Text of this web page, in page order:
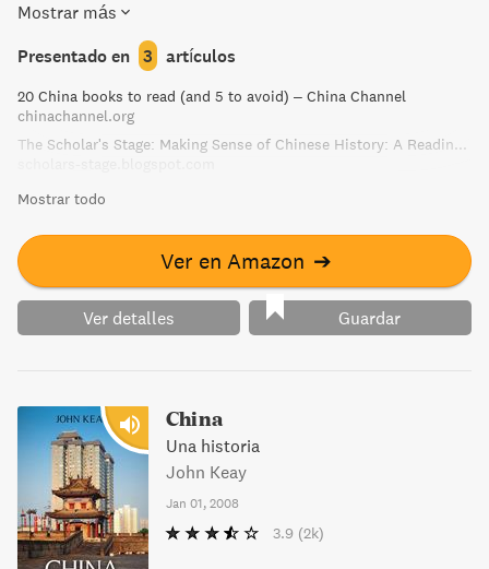
With a new translation by Julia Lovell and additional
features such as an introduction to Lu Xun's life and
suggested reading, this edition is a must-read for anyone
interested in Chinese literature and history.
Mostrar más
Presentado en 3 artículos
20 China books to read (and 5 to avoid) – China Channel
chinachannel.org
The Scholar's Stage: Making Sense of Chinese History: A Reading List
Mostrar todo
Ver en Amazon ➔
Ver detalles Guardar
China
Una historia
John Keay
Jan 01, 2008
3.9 (2k)